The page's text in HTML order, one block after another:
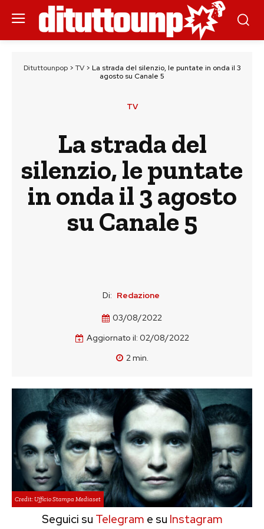
Dituttounpop> TV> La strada del silenzio, le puntate in onda il 3
agosto su Canale 5
TV
La strada del
silenzio, le puntate
in onda il 3 agosto
su Canale 5
Di: Redazione
03/08/2022
Aggiornato il: 02/08/2022
2min.
Credit: Ufficio Stampa Mediaset
Seguici su Telegram e su Instagram